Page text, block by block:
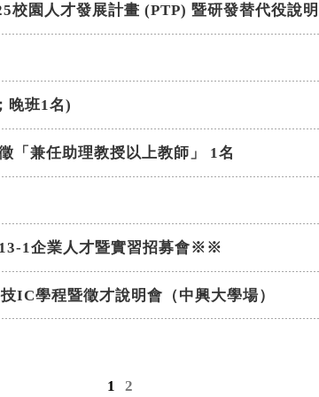
校園人才發展計畫 (PTP) 暨研發替代役說
晚班1名)
「兼任助理教授以上教師」 1名
1企業人才暨實習招募會※※
IC學程暨徵才說明會（中興大學場）
1 2